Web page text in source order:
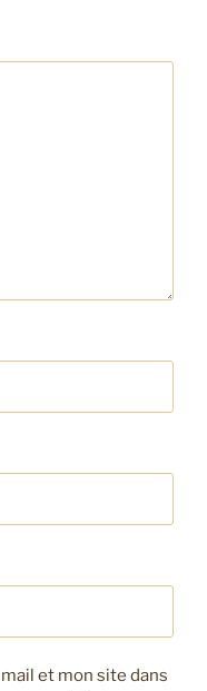
et mon site dans